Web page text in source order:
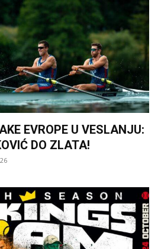
EVROPE U VESLANJU:
DO ZLATA!